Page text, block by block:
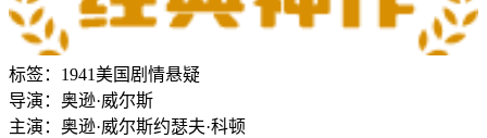
标签： 1941美国 剧情悬疑
导演： 奥逊·威尔斯
主演： 奥逊·威尔斯约瑟夫·科顿